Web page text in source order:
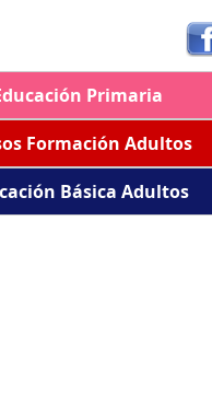
Primaria
Formación Adultos
Básica Adultos